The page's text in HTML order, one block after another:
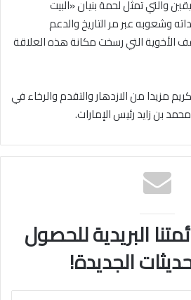
والتي تمثل لحمة بنيان «البيت
وشعوبه عبر مر التاريخ والدعم
الأخوية التي رسخت مكانة هذه العلاقة
مزيدا من الازدهار والتقدم والرخاء في
بن زايد رئيس الإمارات.
البريدية للحصول
الجديدة!